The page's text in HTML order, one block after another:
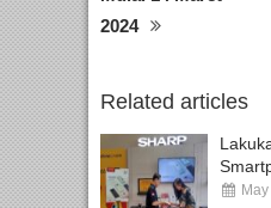
2024
Related articles